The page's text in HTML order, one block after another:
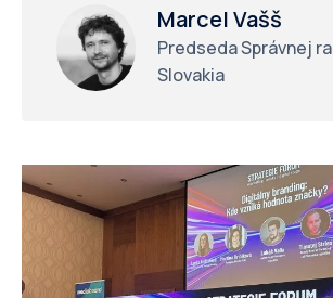
Marcel Vašš
Predseda Správnej
Slovakia